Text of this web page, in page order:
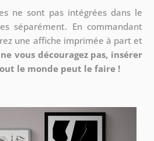
ne sont pas intégrées dans le
séparément. En commandant
une affiche imprimée à part et
vous découragez pas, insérer
le monde peut le faire !